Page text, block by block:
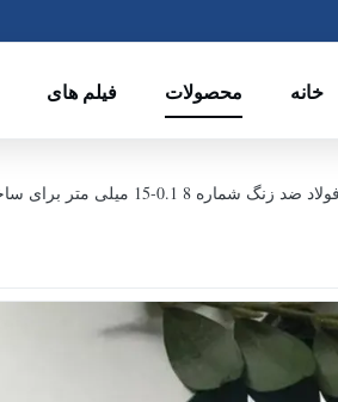
خانه محصولات فیلم های